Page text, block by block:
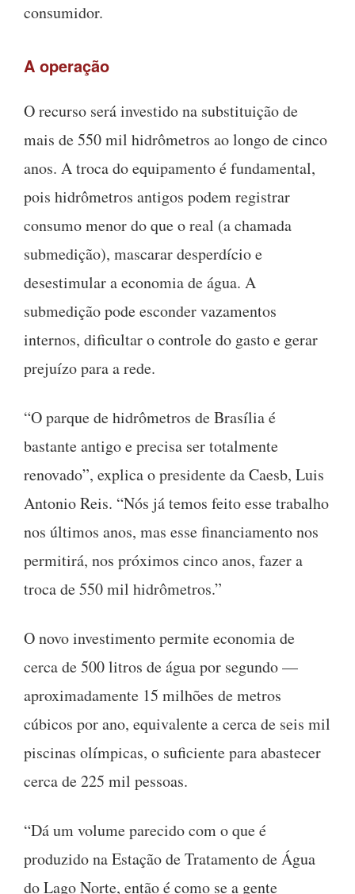
consumidor.
A operação
O recurso será investido na substituição de
mais de 550 mil hidrômetros ao longo de cinco
anos. A troca do equipamento é fundamental,
pois hidrômetros antigos podem registrar
consumo menor do que o real (a chamada
submedição), mascarar desperdício e
desestimular a economia de água. A
submedição pode esconder vazamentos
internos, dificultar o controle do gasto e gerar
prejuízo para a rede.
“O parque de hidrômetros de Brasília é
bastante antigo e precisa ser totalmente
renovado”, explica o presidente da Caesb, Luis
Antonio Reis. “Nós já temos feito esse trabalho
nos últimos anos, mas esse financiamento nos
permitirá, nos próximos cinco anos, fazer a
troca de 550 mil hidrômetros.”
O novo investimento permite economia de
cerca de 500 litros de água por segundo —
aproximadamente 15 milhões de metros
cúbicos por ano, equivalente a cerca de seis mil
piscinas olímpicas, o suficiente para abastecer
cerca de 225 mil pessoas.
“Dá um volume parecido com o que é
produzido na Estação de Tratamento de Água
do Lago Norte, então é como se a gente